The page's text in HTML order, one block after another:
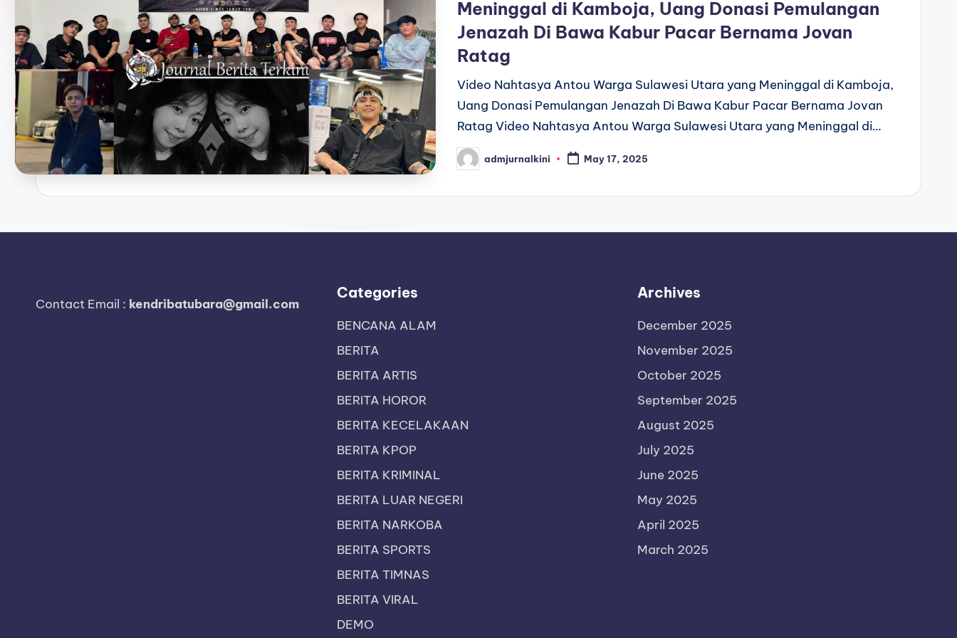
r
i
a
T
e
n
Meninggal di Kamboja, Uang Donasi Pemulangan
Jenazah Di Bawa Kabur Pacar Bernama Jovan
Ratag
Video Nahtasya Antou Warga Sulawesi Utara yang Meninggal di Kamboja,
Uang Donasi Pemulangan Jenazah Di Bawa Kabur Pacar Bernama Jovan
Ratag Video Nahtasya Antou Warga Sulawesi Utara yang Meninggal di…
Posted
by
admjurnalkini May 17, 2025
Contact Email : kendribatubara@gmail.com
Categories
BENCANA ALAM
BERITA
BERITA ARTIS
BERITA HOROR
BERITA KECELAKAAN
BERITA KPOP
BERITA KRIMINAL
BERITA LUAR NEGERI
BERITA NARKOBA
BERITA SPORTS
BERITA TIMNAS
BERITA VIRAL
DEMO
Archives
December 2025
November 2025
October 2025
September 2025
August 2025
July 2025
June 2025
May 2025
April 2025
March 2025